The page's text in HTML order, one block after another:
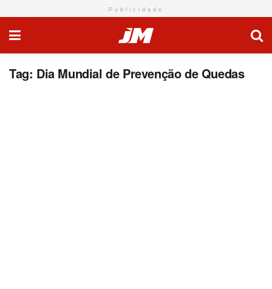
Publicidade
Tag: Dia Mundial de Prevenção de Quedas